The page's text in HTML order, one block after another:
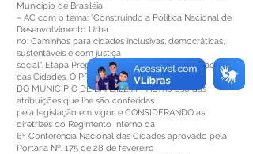
Município de Brasiléia
– AC com o tema: “Construindo a Política Nacional de
Desenvolvimento Urba
no: Caminhos para cidades inclusivas, democráticas,
sustentáveis e com justiça
social”. Etapa Preparatória da 6º Conferência Nacional
das Cidades. O PREFEITO
DO MUNICÍPIO DE BRASILÉIA – AC, no uso das
atribuições que lhe são conferidas
pela legislação em vigor, e CONSIDERANDO as
diretrizes do Regimento Interno da
6ª Conferência Nacional das Cidades aprovado pela
Portaria Nº. 175 de 28 de fevereiro